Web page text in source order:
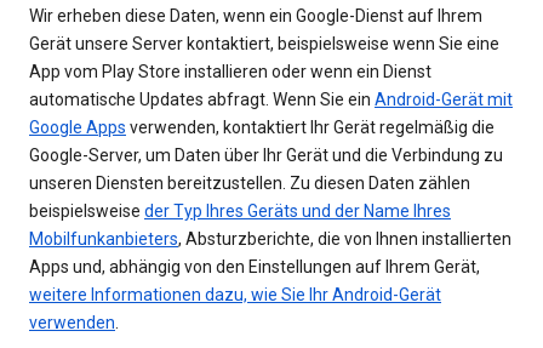
Wir erheben diese Daten, wenn ein Google-Dienst auf Ihrem
Gerät unsere Server kontaktiert, beispielsweise wenn Sie eine
App vom Play Store installieren oder wenn ein Dienst
automatische Updates abfragt. Wenn Sie ein Android-Gerät mit
Google Apps verwenden, kontaktiert Ihr Gerät regelmäßig die
Google-Server, um Daten über Ihr Gerät und die Verbindung zu
unseren Diensten bereitzustellen. Zu diesen Daten zählen
beispielsweise der Typ Ihres Geräts und der Name Ihres
Mobilfunkanbieters, Absturzberichte, die von Ihnen installierten
Apps und, abhängig von den Einstellungen auf Ihrem Gerät,
weitere Informationen dazu, wie Sie Ihr Android-Gerät
verwenden.